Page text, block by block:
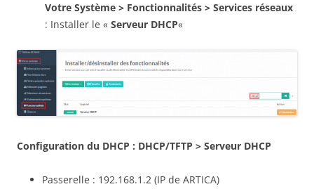
Votre Système > Fonctionnalités > Services réseaux
: Installer le « Serveur DHCP«
Configuration du DHCP : DHCP/TFTP > Serveur DHCP
Passerelle : 192.168.1.2 (IP de ARTICA)